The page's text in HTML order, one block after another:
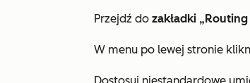
Przejdź do zakładki „Routing
W menu po lewej stronie